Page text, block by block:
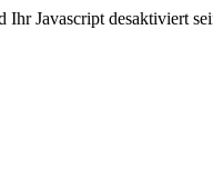
Ihr Javascript desaktiviert